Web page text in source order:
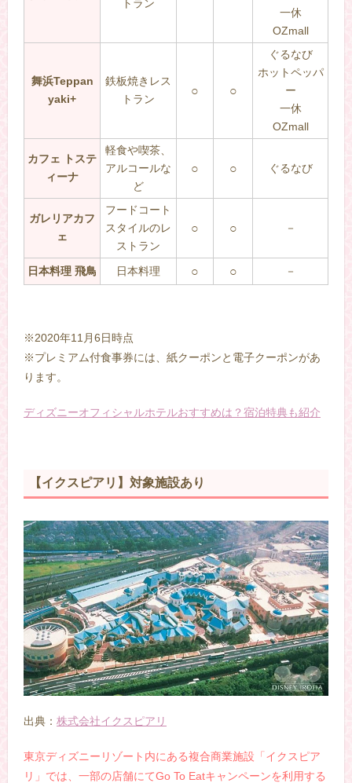
トラン
一休
OZmall
舞浜Teppan
yaki+
鉄板焼きレス
トラン
○ ○
ぐるなび
ホットペッパ
ー
一休
OZmall
カフェ トステ
ィーナ
軽食や喫茶、
アルコールな
ど
○ ○ ぐるなび
ガレリアカフ
ェ
フードコート
スタイルのレ
ストラン
○ ○ －
日本料理 飛鳥 日本料理 ○ ○ －
※2020年11月6日時点
※プレミアム付食事券には、紙クーポンと電子クーポンがあ
ります。
ディズニーオフィシャルホテルおすすめは？宿泊特典も紹介
【イクスピアリ】対象施設あり
出典： 株式会社イクスピアリ
東京ディズニーリゾート内にある複合商業施設「イクスピア
リ」では、一部の店舗にてGo To Eatキャンペーンを利用する